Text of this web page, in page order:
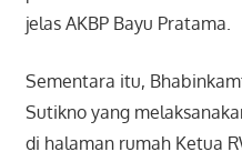
jelas AKBP Bayu Pratama.
Sementara itu,
Sutikno yang
di halaman rumah Ketua